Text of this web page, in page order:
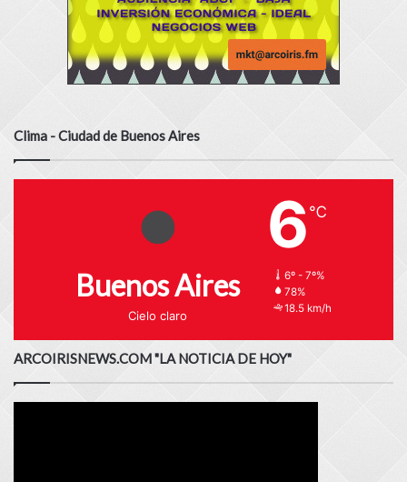
Clima - Ciudad de Buenos Aires
Buenos Aires
Cielo claro
6 ℃
6º - 7º%
78%
18.5 km/h
ARCOIRISNEWS.COM "LA NOTICIA DE HOY"